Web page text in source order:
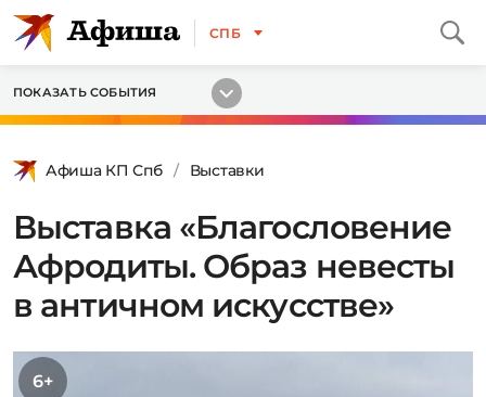
СПБ
ПОКАЗАТЬ СОБЫТИЯ
Афиша КП Спб Выставки
Выставка «Благословение
Афродиты. Образ невесты
в античном искусстве»
6+